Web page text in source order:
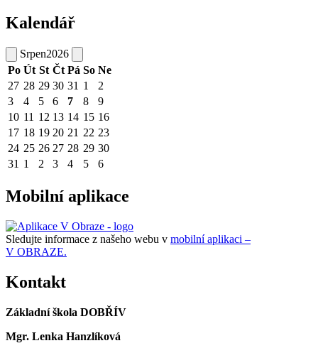
Kalendář
Srpen2026
Po Út St Čt Pá So Ne
27 28 29 30 31 1
2
3
4 5 6 7 8
9
10 11 12 13 14 15 16
17 18 19 20 21 22 23
24 25 26 27 28 29 30
31 1 2 3 4 5 6
Mobilní aplikace
Sledujte informace z našeho webu v mobilní aplikaci –
V OBRAZE.
Kontakt
Základní škola DOBŘÍV
Mgr. Lenka Hanzlíková